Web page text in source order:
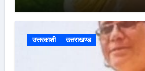
उत्तरकाशी उत्तराखण्ड